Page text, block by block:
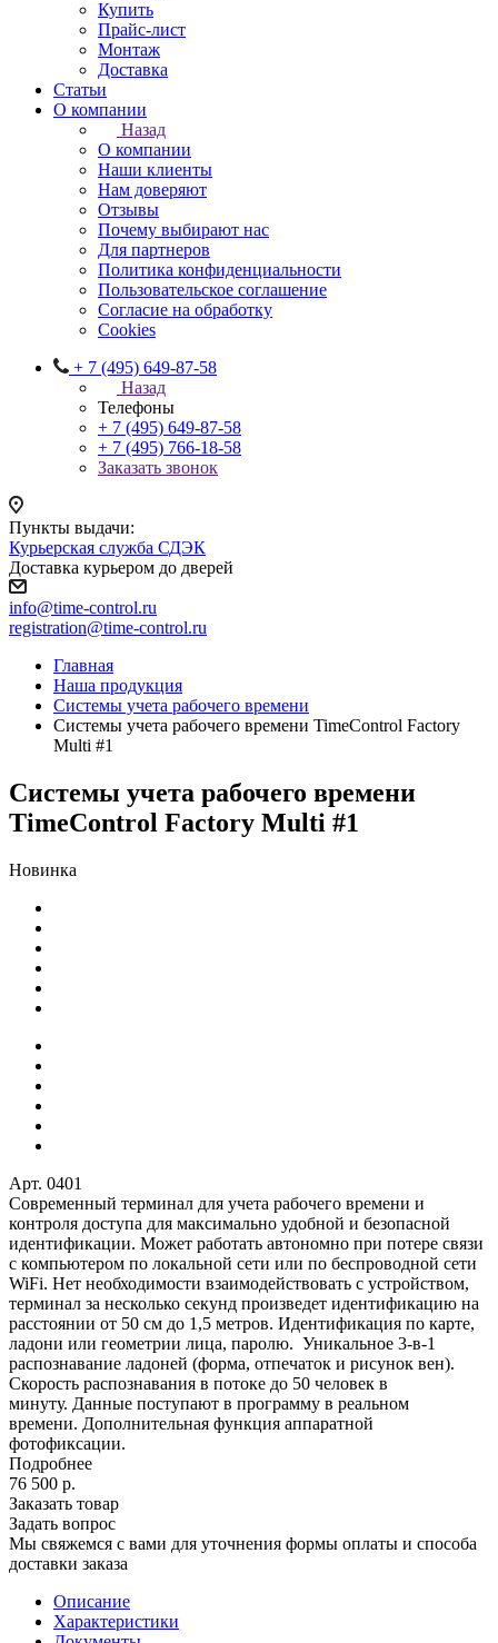
Купить
Прайс-лист
Монтаж
Доставка
Статьи
О компании
Назад
О компании
Наши клиенты
Нам доверяют
Отзывы
Почему выбирают нас
Для партнеров
Политика конфиденциальности
Пользовательское соглашение
Согласие на обработку
Cookies
+ 7 (495) 649-87-58
Назад
Телефоны
+ 7 (495) 649-87-58
+ 7 (495) 766-18-58
Заказать звонок
Пункты выдачи:
Курьерская служба СДЭК
Доставка курьером до дверей
info@time-control.ru
registration@time-control.ru
Главная
Наша продукция
Cистемы учета рабочего времени
Системы учета рабочего времени TimeControl Factory
Multi #1
Системы учета рабочего времени
TimeControl Factory Multi #1
Новинка
Арт. 0401
Современный терминал для учета рабочего времени и
контроля доступа для максимально удобной и безопасной
идентификации. Может работать автономно при потере связи
с компьютером по локальной сети или по беспроводной сети
WiFi. Нет необходимости взаимодействовать с устройством,
терминал за несколько секунд произведет идентификацию на
расстоянии от 50 см до 1,5 метров. Идентификация по карте,
ладони или геометрии лица, паролю. Уникальное 3-в-1
распознавание ладоней (форма, отпечаток и рисунок вен).
Скорость распознавания в потоке до 50 человек в
минуту. Данные поступают в программу в реальном
времени. Дополнительная функция аппаратной
фотофиксации.
Подробнее
76 500 р.
Заказать товар
Задать вопрос
Мы свяжемся с вами для уточнения формы оплаты и способа
доставки заказа
Описание
Характеристики